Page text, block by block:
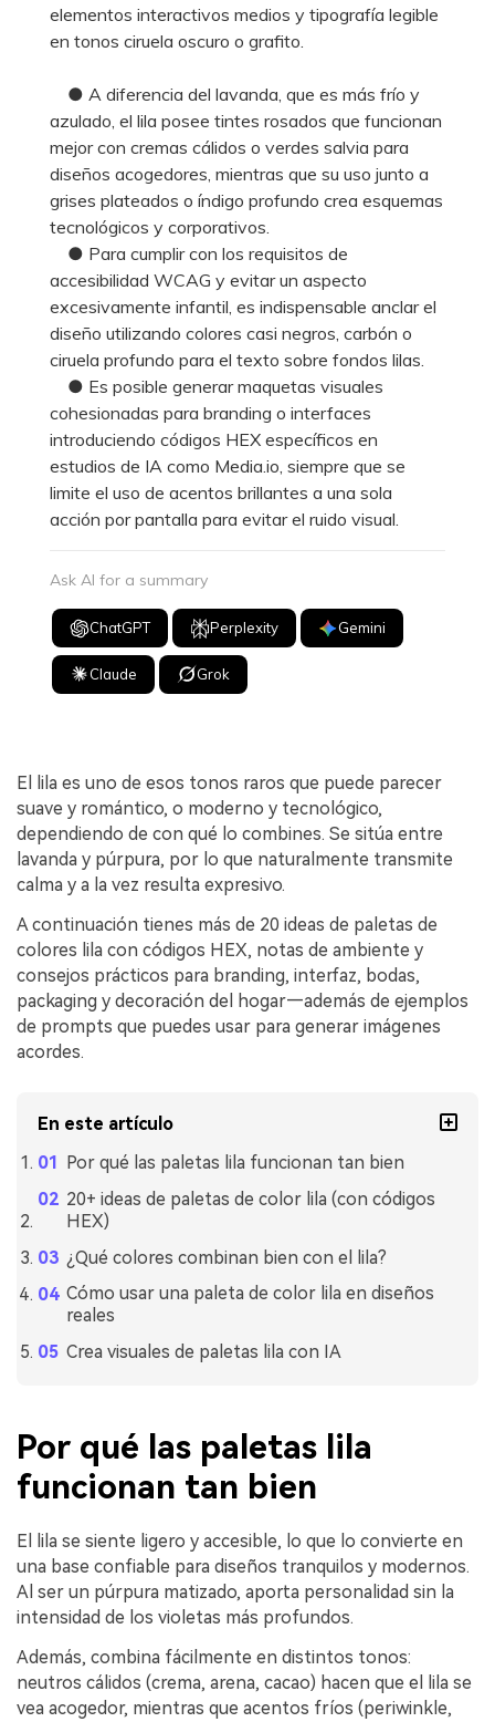
elementos interactivos medios y tipografía legible
en tonos ciruela oscuro o grafito.
● A diferencia del lavanda, que es más frío y
azulado, el lila posee tintes rosados que funcionan
mejor con cremas cálidos o verdes salvia para
diseños acogedores, mientras que su uso junto a
grises plateados o índigo profundo crea esquemas
tecnológicos y corporativos.
● Para cumplir con los requisitos de
accesibilidad WCAG y evitar un aspecto
excesivamente infantil, es indispensable anclar el
diseño utilizando colores casi negros, carbón o
ciruela profundo para el texto sobre fondos lilas.
● Es posible generar maquetas visuales
cohesionadas para branding o interfaces
introduciendo códigos HEX específicos en
estudios de IA como Media.io, siempre que se
limite el uso de acentos brillantes a una sola
acción por pantalla para evitar el ruido visual.
Ask AI for a summary
ChatGPT Perplexity Gemini
Claude Grok
El lila es uno de esos tonos raros que puede parecer
suave y romántico, o moderno y tecnológico,
dependiendo de con qué lo combines. Se sitúa entre
lavanda y púrpura, por lo que naturalmente transmite
calma y a la vez resulta expresivo.
A continuación tienes más de 20 ideas de paletas de
colores lila con códigos HEX, notas de ambiente y
consejos prácticos para branding, interfaz, bodas,
packaging y decoración del hogar—además de ejemplos
de prompts que puedes usar para generar imágenes
acordes.
En este artículo
Por qué las paletas lila funcionan tan bien
20+ ideas de paletas de color lila (con códigos
HEX)
¿Qué colores combinan bien con el lila?
Cómo usar una paleta de color lila en diseños
reales
Crea visuales de paletas lila con IA
Por qué las paletas lila
funcionan tan bien
El lila se siente ligero y accesible, lo que lo convierte en
una base confiable para diseños tranquilos y modernos.
Al ser un púrpura matizado, aporta personalidad sin la
intensidad de los violetas más profundos.
Además, combina fácilmente en distintos tonos:
neutros cálidos (crema, arena, cacao) hacen que el lila se
vea acogedor, mientras que acentos fríos (periwinkle,